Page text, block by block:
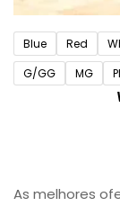
Blue Red
G/GG
MG
As melhores